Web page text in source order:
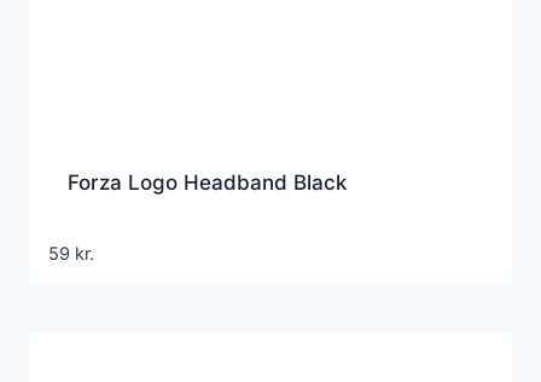
Forza Logo Headband Black
59 kr.